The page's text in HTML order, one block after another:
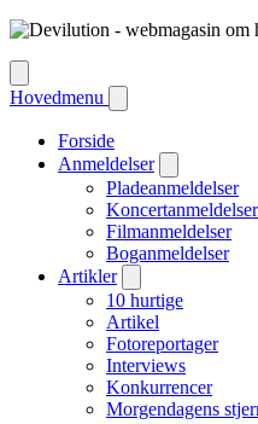
Hovedmenu
Forside
Anmeldelser
Pladeanmeldelser
Koncertanmeldelser
Filmanmeldelser
Boganmeldelser
Artikler
10 hurtige
Artikel
Fotoreportager
Interviews
Konkurrencer
Morgendagens